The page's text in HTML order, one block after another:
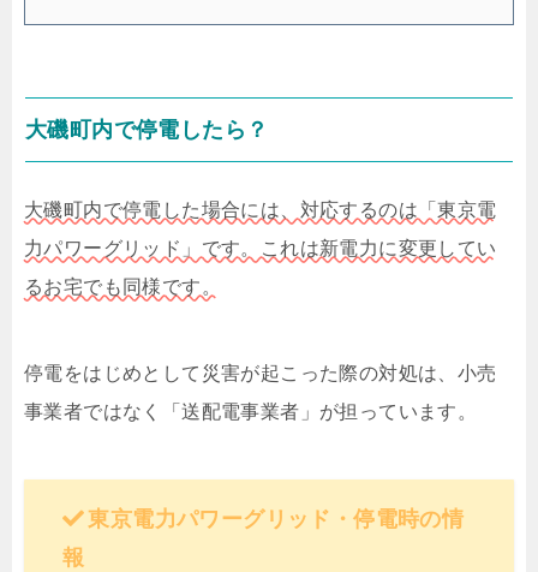
大磯町内で停電したら？
大磯町内で停電した場合には、対応するのは「東京電
力パワーグリッド」です。これは新電力に変更してい
るお宅でも同様です。
停電をはじめとして災害が起こった際の対処は、小売
事業者ではなく「送配電事業者」が担っています。
東京電力パワーグリッド・停電時の情
報